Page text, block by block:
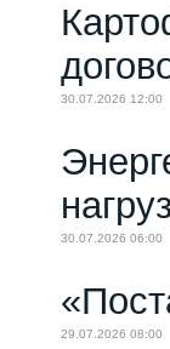
30.07.2026 12:00
30.07.2026 06:00
29.07.2026 08:00